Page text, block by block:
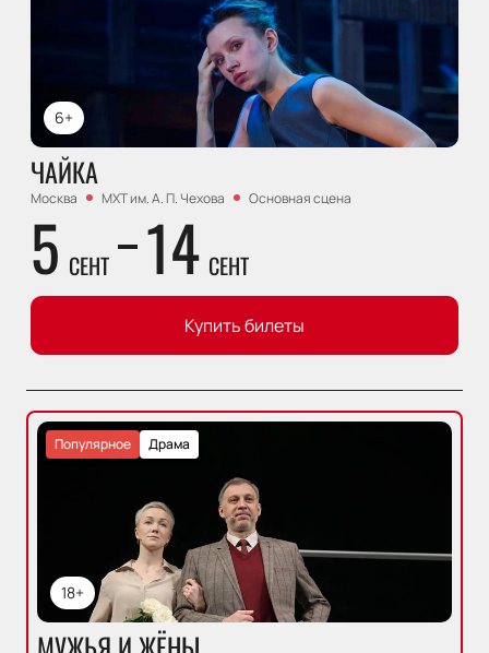
6+
ЧАЙКА
Москва МХТ им. А. П. Чехова Основная сцена
5 СЕНТ 14 СЕНТ
Купить билеты
18+
Драма
Популярное